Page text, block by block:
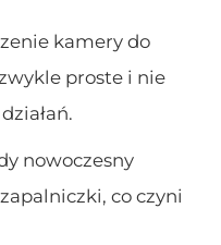
kamery do
proste i nie
nowoczesny
co czyni